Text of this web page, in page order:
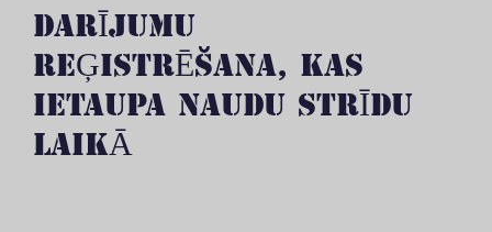
DARĪJUMU
REĢISTRĒŠANA, KAS
IETAUPA NAUDU STRĪDU
LAIKĀ